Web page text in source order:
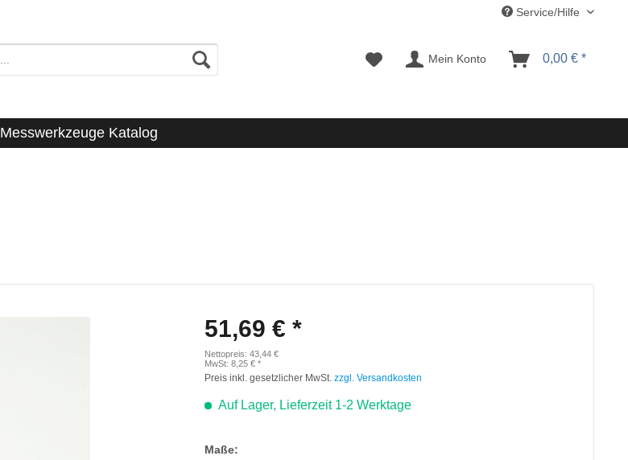
Service/Hilfe
Mein Konto 0,00 € *
Messwerkzeuge Katalog
51,69 € *
Nettopreis: 43,44 €
MwSt: 8,25 € *
Preis inkl. gesetzlicher MwSt.zzgl. Versandkosten
Auf Lager, Lieferzeit 1-2 Werktage
Maße: